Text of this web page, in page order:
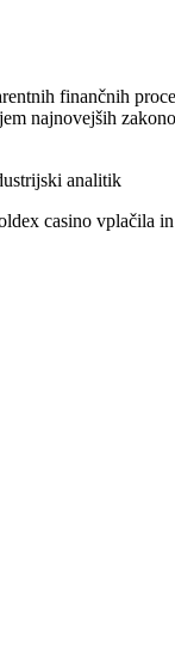
finančnih
najnovejših
analitik
casino vplačila